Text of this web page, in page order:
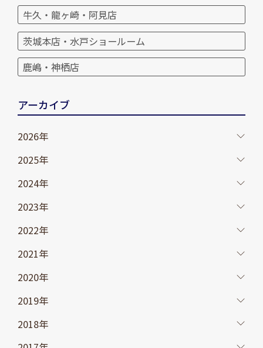
牛久・龍ヶ崎・阿見店
茨城本店・水戸ショールーム
鹿嶋・神栖店
アーカイブ
2026年
2025年
2024年
2023年
2022年
2021年
2020年
2019年
2018年